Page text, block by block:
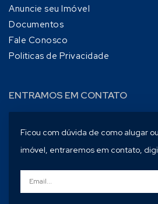
Anuncie seu Imóvel
Documentos
Fale Conosco
Politicas de Privacidade
ENTRAMOS EM CONTATO
Ficou com dúvida de como alugar
imóvel, entraremos em contato,